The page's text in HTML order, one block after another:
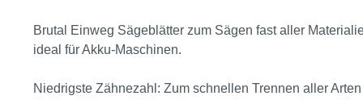
Brutal Einweg Sägeblätter zum Sägen fast aller
ideal für Akku-Maschinen.
Niedrigste Zähnezahl: Zum schnellen Trennen aller